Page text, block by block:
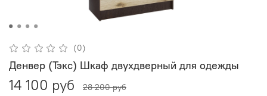
(0)
Денвер (Тэкс) Шкаф двухдверный для одежды
14 100 руб
28 200 руб